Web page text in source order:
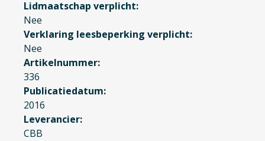
Lidmaatschap verplicht
Nee
Verklaring leesbeperking verplicht
Nee
Artikelnummer
336
Publicatiedatum
2016
Leverancier
CBB